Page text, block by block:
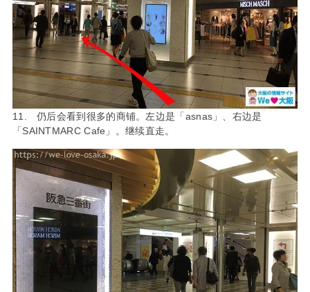
11. 仍后会看到很多的商铺。左边是「asnas」、右边是
「SAINTMARC Cafe」。继续直走。